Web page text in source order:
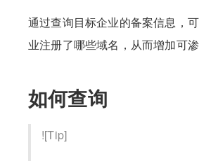
通过查询目标企业的备案信息，
业注册了哪些域名，从而增加可渗
如何查询
![Tip]